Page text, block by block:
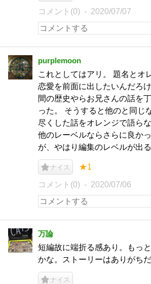
コメント(0) 2020/07/07
purplemoon
これとしてはアリ。 題名とオ
恋愛を前面に出したいんだろ
間の歴史やらお兄さんの話を
った。 そうすると他のと同じ
尽くした話をオレンジで語ら
他のレーベルならさらに良か
が、やはり編集のレベルが出
ナイス ★1
コメント(0) 2020/07/06
万論
短編故に端折る感あり。もっ
かな。ストーリーはありがち
ナイス